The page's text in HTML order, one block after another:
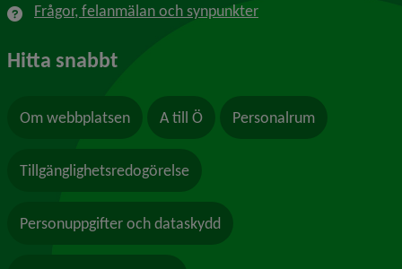
Frågor, felanmälan och synpunkter
Hitta snabbt
Om webbplatsen A till Ö Personalrum
Tillgänglighetsredogörelse
Personuppgifter och dataskydd